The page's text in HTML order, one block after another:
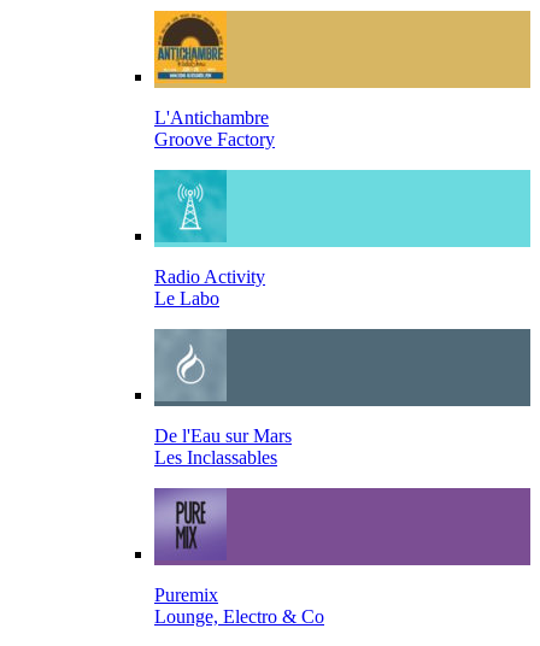
L'Antichambre
Groove Factory
Radio Activity
Le Labo
De l'Eau sur Mars
Les Inclassables
Puremix
Lounge, Electro & Co